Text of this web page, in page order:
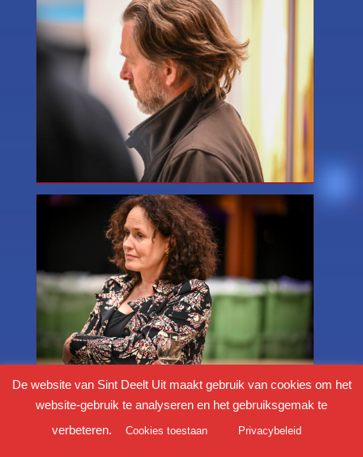
De website van Sint Deelt Uit maakt gebruik van cookies om het
website-gebruik te analyseren en het gebruiksgemak te
verbeteren.
Cookies toestaan Privacybeleid